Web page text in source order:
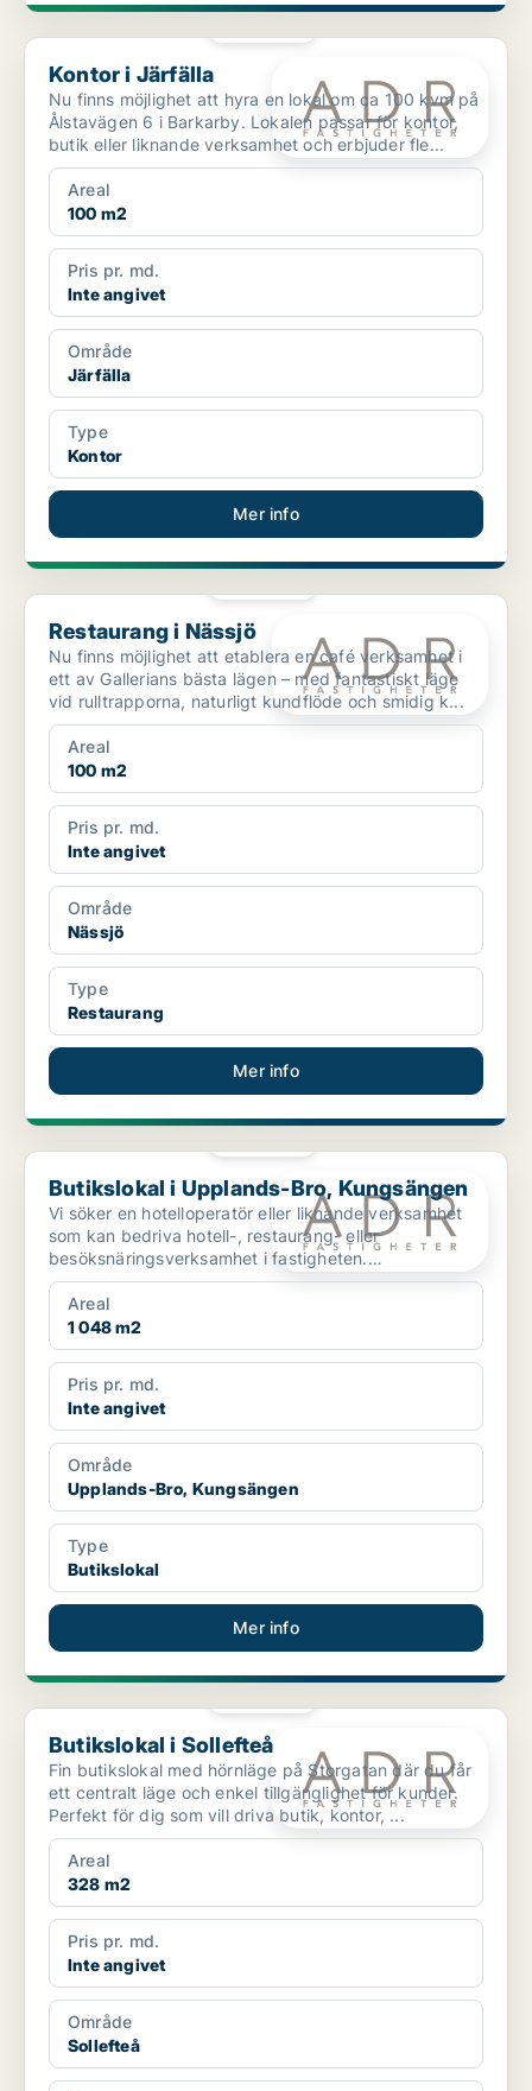
Kontor i Järfälla
Kontor i Järfälla
Nu finns möjlighet att hyra en lokal om ca 100 kvm på
Ålstavägen 6 i Barkarby. Lokalen passar för kontor,
butik eller liknande verksamhet och erbjuder fle...
Areal
100 m2
Pris pr. md.
Inte angivet
Område
Järfälla
Type
Kontor
Mer info
Restaurang i Nässjö
Restaurang i Nässjö
Nu finns möjlighet att etablera en café verksamhet i
ett av Gallerians bästa lägen – med fantastiskt läge
vid rulltrapporna, naturligt kundflöde och smidig k...
Areal
100 m2
Pris pr. md.
Inte angivet
Område
Nässjö
Type
Restaurang
Mer info
Butikslokal i Upplands-Bro, Kungsängen
Butikslokal i Upplands-Bro, Kungsängen
Vi söker en hotelloperatör eller liknande verksamhet
som kan bedriva hotell-, restaurang- eller
besöksnäringsverksamhet i fastigheten.
Huvudbyggnaden omfa...
Areal
1 048 m2
Pris pr. md.
Inte angivet
Område
Upplands-Bro, Kungsängen
Type
Butikslokal
Mer info
Butikslokal i Sollefteå
Butikslokal i Sollefteå
Fin butikslokal med hörnläge på Storgatan där du får
ett centralt läge och enkel tillgänglighet för kunder.
Perfekt för dig som vill driva butik, kontor, ...
Areal
328 m2
Pris pr. md.
Inte angivet
Område
Sollefteå